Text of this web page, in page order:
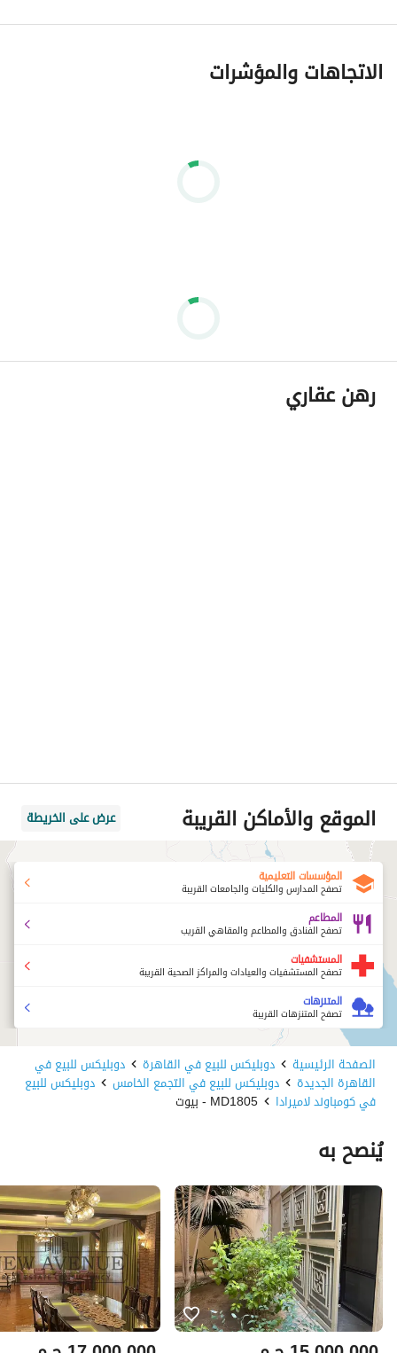
الاتجاهات والمؤشرات
رهن عقاري
الموقع والأماكن القريبة عرض على الخريطة
المؤسسات التعليمية
تصفح المدارس والكليات والجامعات القريبة
المطاعم
تصفح الفنادق والمطاعم والمقاهي القريب
المستشفيات
تصفح المستشفيات والعيادات والمراكز الصحية القريبة
المتنزهات
تصفح المتنزهات القريبة
الصفحة الرئيسية دوبليكس للبيع في القاهرة دوبليكس للبيع في
القاهرة الجديدة دوبليكس للبيع في التجمع الخامس دوبليكس للبيع
في كومباوند لاميرادا MD1805 - بيوت
يُنصح به